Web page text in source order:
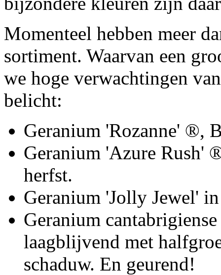
Momenteel hebben meer
sortiment. Waarvan een
we hoge verwachtingen
belicht:
Geranium 'Rozanne' ®,
Geranium 'Azure Rush'
herfst.
Geranium 'Jolly Jewel'
Geranium
laagblijvend met
schaduw. En geurend!